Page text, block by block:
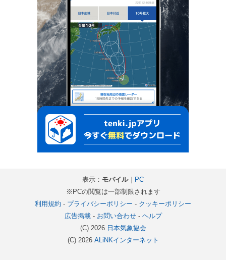
表示： モバイル｜ PC
※PCの閲覧は一部制限されます
利用規約 - プライバシーポリシー - クッキーポリシー
広告掲載- お問い合わせ- ヘルプ
(C) 2026 日本気象協会
(C) 2026 ALiNKインターネット